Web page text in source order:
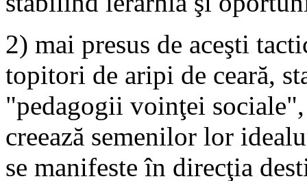
2) mai presus de aceşti
topitori de aripi de ceară,
"pedagogii voinţei
creează semenilor lor
se manifeste în direcţia